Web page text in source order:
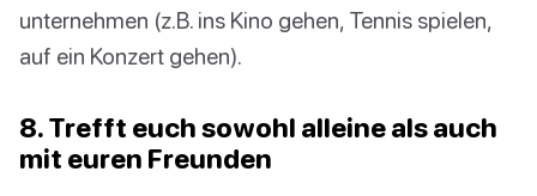
unternehmen (z.B. ins Kino gehen, Tennis spielen,
auf ein Konzert gehen).
8. Trefft euch sowohl alleine als auch
mit euren Freunden